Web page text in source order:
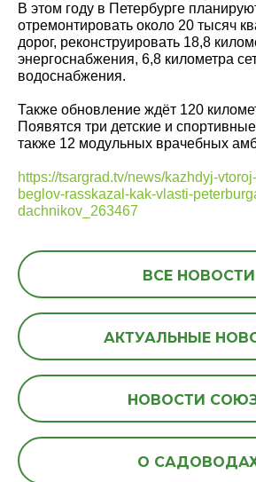
В этом году в Петербурге
отремонтировать около 20 тысяч
дорог, реконструировать 18,8
энергоснабжения, 6,8 километра
водоснабжения.
Также обновление ждёт 120
Появятся три детские и
также 12 модульных врачебных
https://tsargrad.tv/news/kazhdyj-
beglov-rasskazal-kak-vlasti-
dachnikov_263467
ВСЕ НОВОСТИ
АКТУАЛЬНЫЕ
НОВОСТИ
О